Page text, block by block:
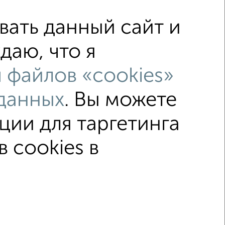
не последний этаж
Вторичное жилье
60 м² В ипотеку
данный сайт и
что я
файлов «cookies»
. Вы можете
для таргетинга
cookies в